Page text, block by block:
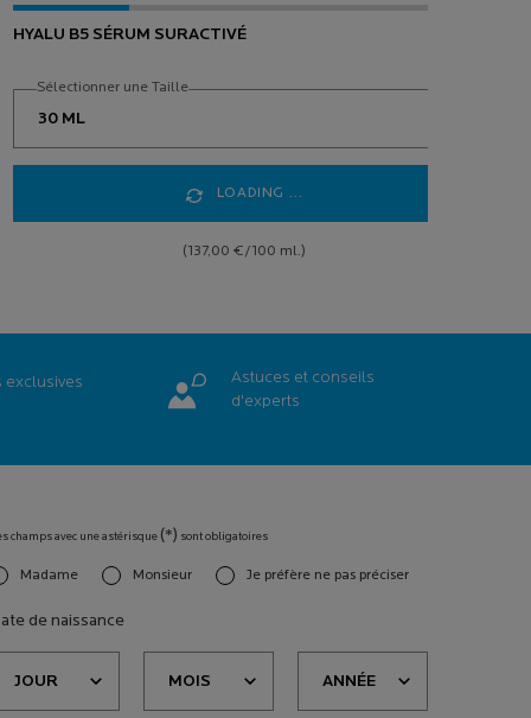
HYALU B5 SÉRUM SURACTIVÉ
Sélectionner une Taille
LOADING ...
(137,00 €/100 ml.)
exclusives
Astuces et conseils
d'experts
champs avec une astérisque (*) sont obligatoires
Madame Monsieur Je préfère ne pas préciser
de naissance